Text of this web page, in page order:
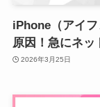
iPhone（アイ
原因！急にネッ
2026年3月25日